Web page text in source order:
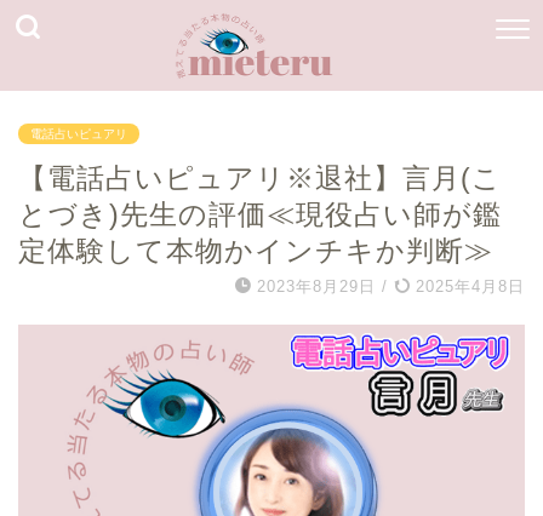
電話占いピュアリ
【電話占いピュアリ※退社】言月(こ
とづき)先生の評価≪現役占い師が鑑
定体験して本物かインチキか判断≫
2023年8月29日 / 2025年4月8日